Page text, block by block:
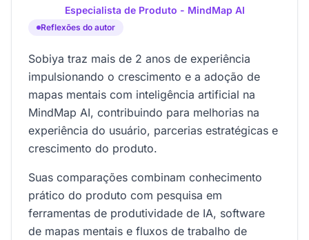
Especialista de Produto - MindMap AI
Reflexões do autor
Sobiya traz mais de 2 anos de experiência
impulsionando o crescimento e a adoção de
mapas mentais com inteligência artificial na
MindMap AI, contribuindo para melhorias na
experiência do usuário, parcerias estratégicas e
crescimento do produto.
Suas comparações combinam conhecimento
prático do produto com pesquisa em
ferramentas de produtividade de IA, software
de mapas mentais e fluxos de trabalho de